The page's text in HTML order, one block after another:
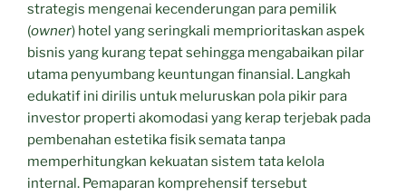
strategis mengenai kecenderungan para pemilik
(owner) hotel yang seringkali memprioritaskan aspek
bisnis yang kurang tepat sehingga mengabaikan pilar
utama penyumbang keuntungan finansial. Langkah
edukatif ini dirilis untuk meluruskan pola pikir para
investor properti akomodasi yang kerap terjebak pada
pembenahan estetika fisik semata tanpa
memperhitungkan kekuatan sistem tata kelola
internal. Pemaparan komprehensif tersebut